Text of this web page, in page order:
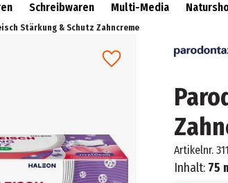
Schreibwaren Multi-Media
Stärkung & Schutz Zahncreme
Artikelnr.
Inhalt: 75